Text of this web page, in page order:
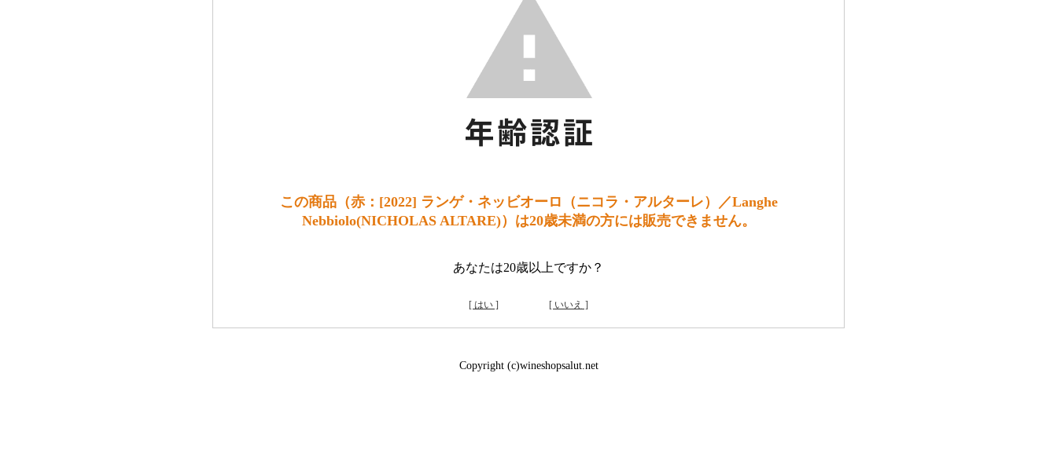
この商品（赤：[2022] ランゲ・ネッビオーロ（ニコラ・アルターレ）／Langhe
Nebbiolo(NICHOLAS ALTARE)）は20歳未満の方には販売できません。
あなたは20歳以上ですか？
[ はい ] [ いいえ ]
Copyright (c)wineshopsalut.net